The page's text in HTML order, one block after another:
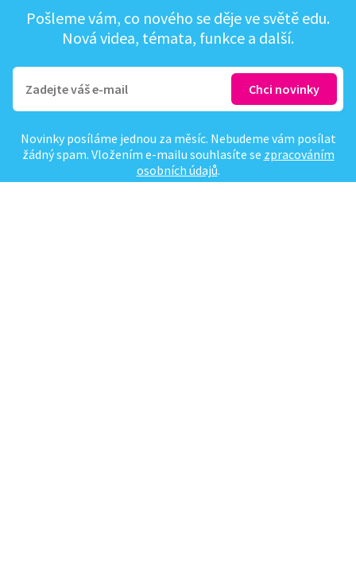
Pošleme vám, co nového se děje ve světě edu.
Nová videa, témata, funkce a další.
Novinky posíláme jednou za měsíc. Nebudeme vám posílat
žádný spam. Vložením e-mailu souhlasíte se zpracováním
osobních údajů.